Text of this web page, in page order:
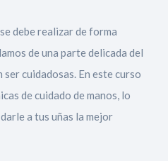
debe realizar de forma
de una parte delicada del
cuidadosas. En este curso
de cuidado de manos, lo
a tus uñas la mejor